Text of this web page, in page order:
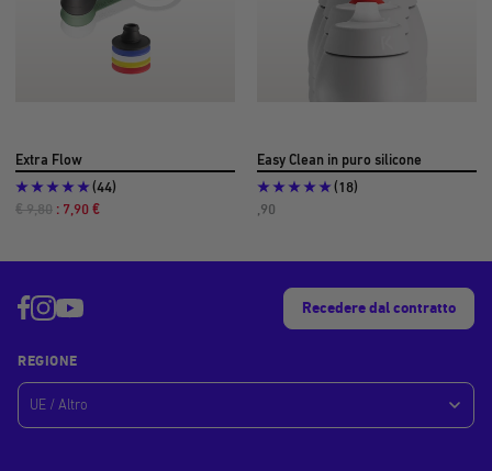
Extra Flow
(44)
Prezzo
: 7,90 €
Prezzo
€ 9,80
Easy Clean in puro silicone
(18)
Prezzo
,90
Recedere dal contratto
REGIONE